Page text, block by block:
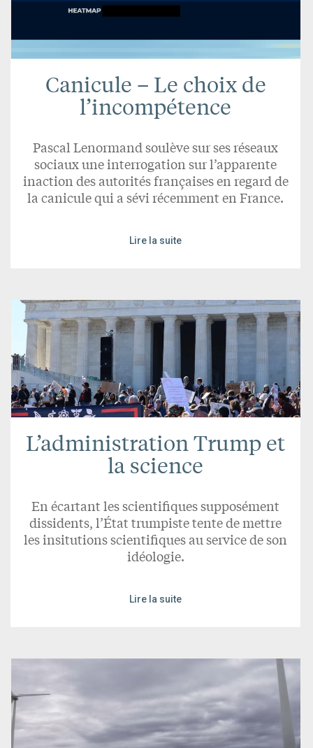
Canicule – Le choix de
l’incompétence
Pascal Lenormand soulève sur ses réseaux
sociaux une interrogation sur l’apparente
inaction des autorités françaises en regard de
la canicule qui a sévi récemment en France.
Lire la suite
L’administration Trump et
la science
En écartant les scientifiques supposément
dissidents, l’État trumpiste tente de mettre
les insitutions scientifiques au service de son
idéologie.
Lire la suite